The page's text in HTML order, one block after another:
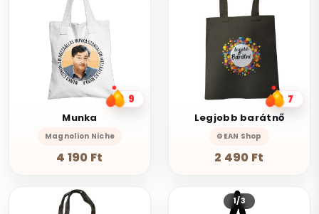
9
Munka
Magnolion Niche
4 190 Ft
7
Legjobb barátnő
GEAN Shop
2 490 Ft
1/3